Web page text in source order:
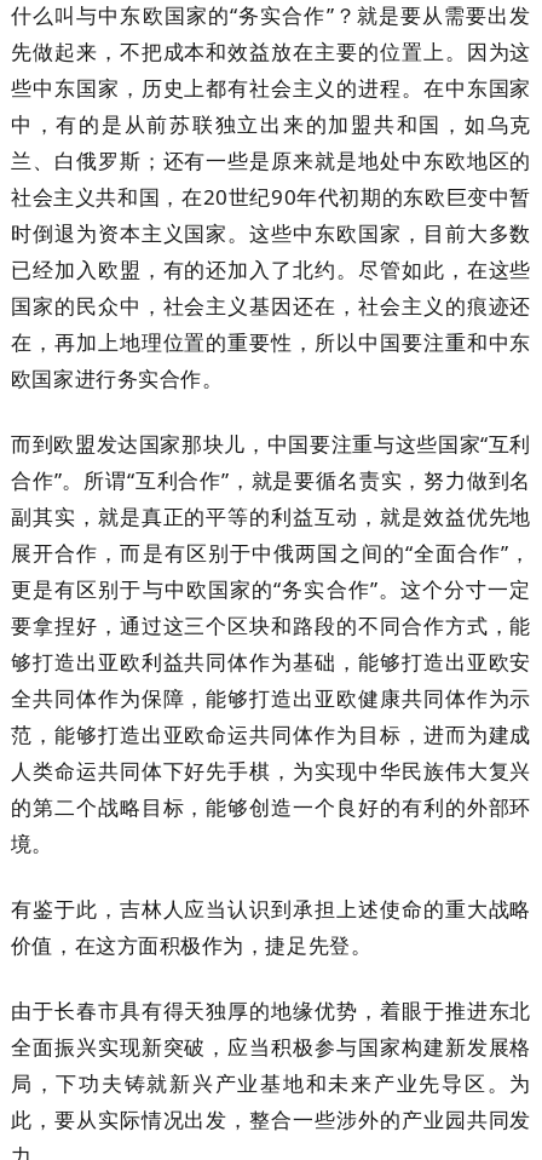
什么叫与中东欧国家的“务实合作”？就是要从需要出发
先做起来，不把成本和效益放在主要的位置上。因为这
些中东国家，历史上都有社会主义的进程。在中东国家
中，有的是从前苏联独立出来的加盟共和国，如乌克
兰、白俄罗斯；还有一些是原来就是地处中东欧地区的
社会主义共和国，在20世纪90年代初期的东欧巨变中暂
时倒退为资本主义国家。这些中东欧国家，目前大多数
已经加入欧盟，有的还加入了北约。尽管如此，在这些
国家的民众中，社会主义基因还在，社会主义的痕迹还
在，再加上地理位置的重要性，所以中国要注重和中东
欧国家进行务实合作。
而到欧盟发达国家那块儿，中国要注重与这些国家“互利
合作”。所谓“互利合作”，就是要循名责实，努力做到名
副其实，就是真正的平等的利益互动，就是效益优先地
展开合作，而是有区别于中俄两国之间的“全面合作”，
更是有区别于与中欧国家的“务实合作”。这个分寸一定
要拿捏好，通过这三个区块和路段的不同合作方式，能
够打造出亚欧利益共同体作为基础，能够打造出亚欧安
全共同体作为保障，能够打造出亚欧健康共同体作为示
范，能够打造出亚欧命运共同体作为目标，进而为建成
人类命运共同体下好先手棋，为实现中华民族伟大复兴
的第二个战略目标，能够创造一个良好的有利的外部环
境。
有鉴于此，吉林人应当认识到承担上述使命的重大战略
价值，在这方面积极作为，捷足先登。
由于长春市具有得天独厚的地缘优势，着眼于推进东北
全面振兴实现新突破，应当积极参与国家构建新发展格
局，下功夫铸就新兴产业基地和未来产业先导区。为
此，要从实际情况出发，整合一些涉外的产业园共同发